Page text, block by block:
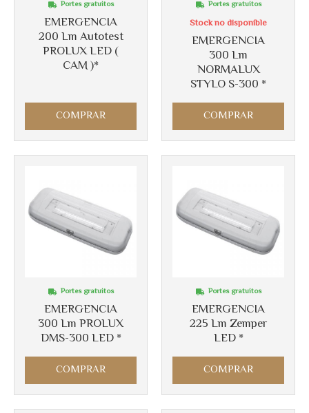
EMERGENCIA
200 Lm Autotest
PROLUX LED (
CAM )*
Portes gratuitos
COMPRAR
EMERGENCIA
300 Lm
NORMALUX
STYLO S-300 *
Portes gratuitos
Stock no disponible
COMPRAR
EMERGENCIA
300 Lm PROLUX
DMS-300 LED *
Portes gratuitos
COMPRAR
EMERGENCIA
225 Lm Zemper
LED *
Portes gratuitos
COMPRAR